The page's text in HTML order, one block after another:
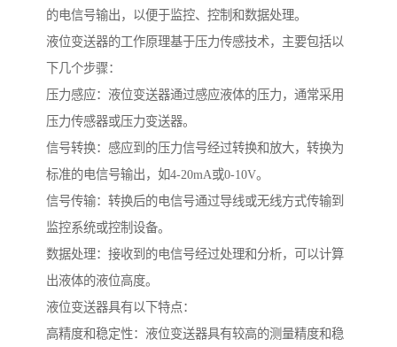
的电信号输出，以便于监控、控制和数据处理。
液位变送器的工作原理基于压力传感技术，主要包括以
下几个步骤：
压力感应：液位变送器通过感应液体的压力，通常采用
压力传感器或压力变送器。
信号转换：感应到的压力信号经过转换和放大，转换为
标准的电信号输出，如4-20mA或0-10V。
信号传输：转换后的电信号通过导线或无线方式传输到
监控系统或控制设备。
数据处理：接收到的电信号经过处理和分析，可以计算
出液体的液位高度。
液位变送器具有以下特点：
高精度和稳定性：液位变送器具有较高的测量精度和稳